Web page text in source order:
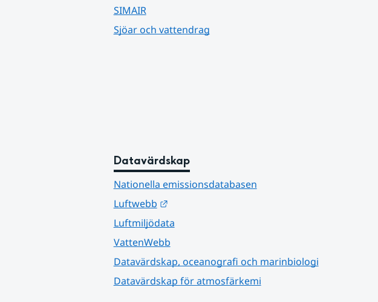
SIMAIR
Sjöar och vattendrag
Datavärdskap
Nationella emissionsdatabasen
Luftwebb
Länk till annan webbplats.
Luftmiljödata
VattenWebb
Datavärdskap, oceanografi och marinbiologi
Datavärdskap för atmosfärkemi